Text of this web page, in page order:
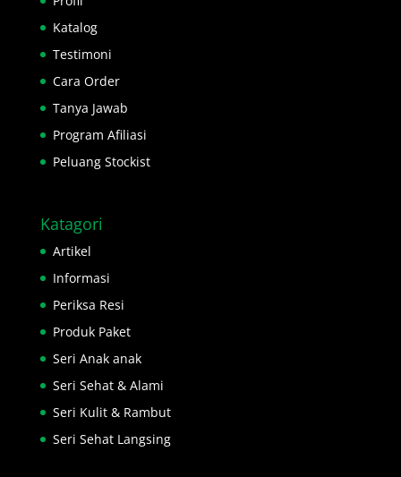
Katalog
Testimoni
Cara Order
Tanya Jawab
Program Afiliasi
Peluang Stockist
Katagori
Artikel
Informasi
Periksa Resi
Produk Paket
Seri Anak anak
Seri Sehat & Alami
Seri Kulit & Rambut
Seri Sehat Langsing